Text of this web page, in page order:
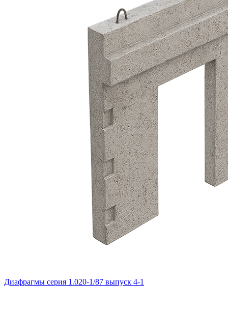
Диафрагмы серия 1.020-1/87 выпуск 4-1